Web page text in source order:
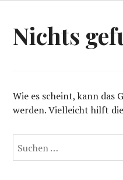
Nichts
Wie es scheint, kann das
werden. Vielleicht hilft
nach: